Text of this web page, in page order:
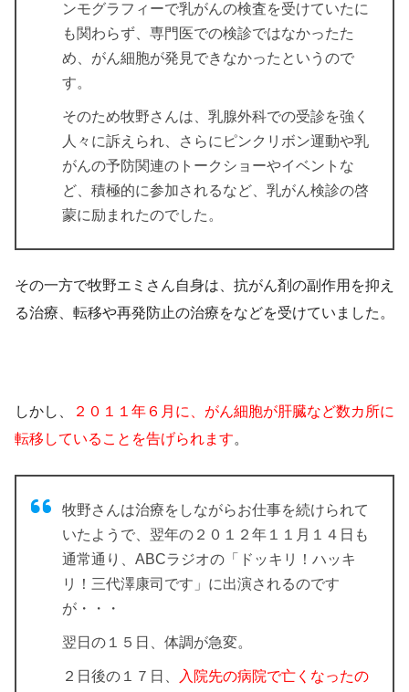
ンモグラフィーで乳がんの検査を受けていたに
も関わらず、専門医での検診ではなかったた
め、がん細胞が発見できなかったというので
す。
そのため牧野さんは、乳腺外科での受診を強く
人々に訴えられ、さらにピンクリボン運動や乳
がんの予防関連のトークショーやイベントな
ど、積極的に参加されるなど、 乳がん検診の啓
蒙に励まれたのでした。
その一方で牧野エミさん自身は、抗がん剤の副作用を抑え
る治療、転移や再発防止の治療をなどを受けていました。
しかし、
２０１１年６月に、がん細胞が肝臓など数カ所に
転移していることを告げられます。
牧野さんは治療をしながらお仕事を続けられて
いたようで、翌年の２０１２年１１月１４日も
通常通り、ABCラジオの「ドッキリ！ハッキ
リ！三代澤康司です」に出演されるのです
が・・・
翌日の１５日、体調が急変。
２日後の１７日、
入院先の病院で亡くなったの